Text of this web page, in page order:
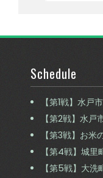
Schedule
【第1戦】水戸
【第2戦】水
【第3戦】お
【第4戦】城
【第5戦】大